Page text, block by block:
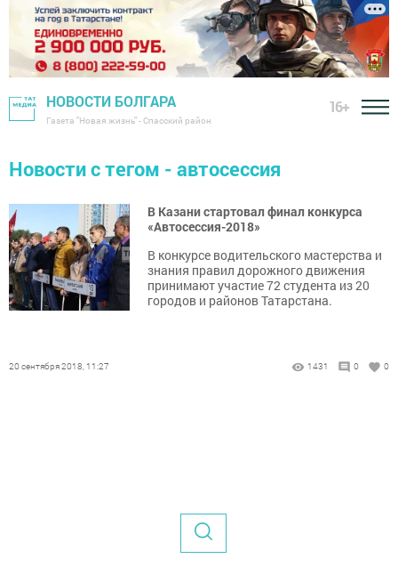
НОВОСТИ БОЛГАРА
Газета "Новая жизнь" - Спасский район
16+
Новости с тегом - автосессия
В Казани стартовал финал конкурса
«Автосессия-2018»
В конкурсе водительского мастерства и
знания правил дорожного движения
принимают участие 72 студента из 20
городов и районов Татарстана.
20 сентября 2018, 11:27 1431 0 0